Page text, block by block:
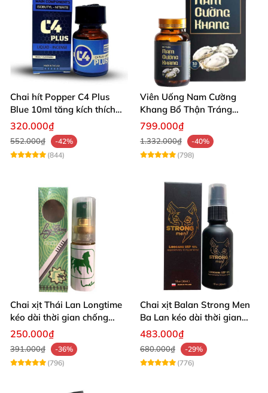
Chai hít Popper C4 Plus
Blue 10ml tăng kích thích
quan hệ mạnh mẽ
320.000₫
552.000₫
-42%
(844)
Viên Uống Nam Cường
Khang Bổ Thận Tráng
Dương Kéo Dài Thời Gian
799.000₫
1.332.000₫
-40%
(798)
Chai xịt Thái Lan Longtime
kéo dài thời gian chống
xuất tinh sớm
250.000₫
391.000₫
-36%
(796)
Chai xịt Balan Strong Men
Ba Lan kéo dài thời gian
quan hệ
483.000₫
680.000₫
-29%
(776)